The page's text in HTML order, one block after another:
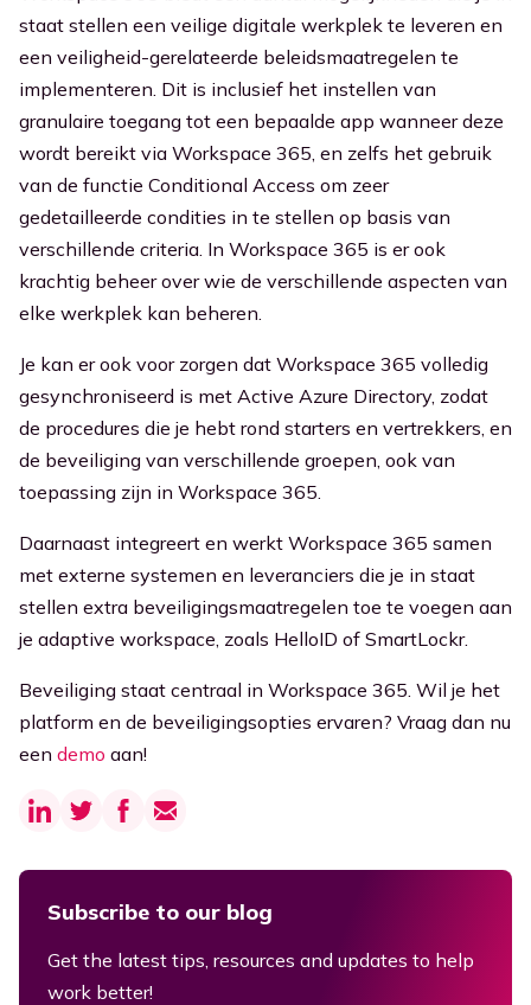
staat stellen een veilige digitale werkplek te leveren en
een veiligheid-gerelateerde beleidsmaatregelen te
implementeren. Dit is inclusief het instellen van
granulaire toegang tot een bepaalde app wanneer deze
wordt bereikt via Workspace 365, en zelfs het gebruik
van de functie Conditional Access om zeer
gedetailleerde condities in te stellen op basis van
verschillende criteria. In Workspace 365 is er ook
krachtig beheer over wie de verschillende aspecten van
elke werkplek kan beheren.
Je kan er ook voor zorgen dat Workspace 365 volledig
gesynchroniseerd is met Active Azure Directory, zodat
de procedures die je hebt rond starters en vertrekkers, en
de beveiliging van verschillende groepen, ook van
toepassing zijn in Workspace 365.
Daarnaast integreert en werkt Workspace 365 samen
met externe systemen en leveranciers die je in staat
stellen extra beveiligingsmaatregelen toe te voegen aan
je adaptive workspace, zoals HelloID of SmartLockr.
Beveiliging staat centraal in Workspace 365. Wil je het
platform en de beveiligingsopties ervaren? Vraag dan nu
een demo aan!
Subscribe to our blog
Get the latest tips, resources and updates to help
work better!